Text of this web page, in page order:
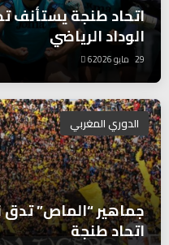
اتحاد طنجة يستأنف
الوداد الرياضي
29 مايو 2026 6
الدوري المغربي
جماهير “الماص”
اتحاد طنجة